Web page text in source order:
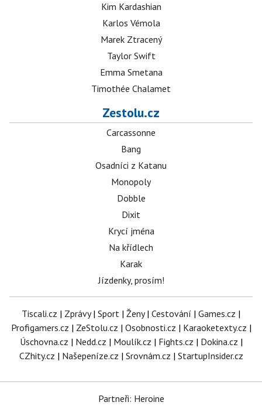
Kim Kardashian
Karlos Vémola
Marek Ztracený
Taylor Swift
Emma Smetana
Timothée Chalamet
Zestolu.cz
Carcassonne
Bang
Osadníci z Katanu
Monopoly
Dobble
Dixit
Krycí jména
Na křídlech
Karak
Jízdenky, prosím!
Tiscali.cz | Zprávy| Sport | Ženy| Cestování | Games.cz |
Profigamers.cz | ZeStolu.cz | Osobnosti.cz | Karaoketexty.cz |
Úschovna.cz | Nedd.cz | Moulík.cz | Fights.cz | Dokina.cz |
CZhity.cz | Našepeníze.cz | Srovnám.cz | StartupInsider.cz
Partneři: Heroine